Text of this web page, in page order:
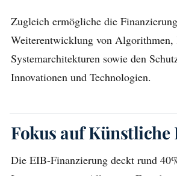
Zugleich ermögliche die
Weiterentwicklung von
Systemarchitekturen sowie den
Innovationen und Technologien.
Fokus auf
Die EIB-Finanzierung deckt rund